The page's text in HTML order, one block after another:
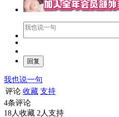
我也说一句
评论 收藏 支持
4条评论
18人收藏 2 人支持